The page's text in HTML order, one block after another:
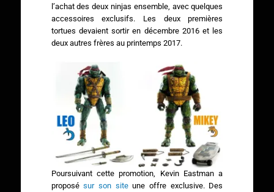
l’achat des deux ninjas ensemble, avec quelques
accessoires exclusifs. Les deux premières
tortues devaient sortir en décembre 2016 et les
deux autres frères au printemps 2017.
Poursuivant cette promotion, Kevin Eastman a
proposésur son siteune offre exclusive. Des